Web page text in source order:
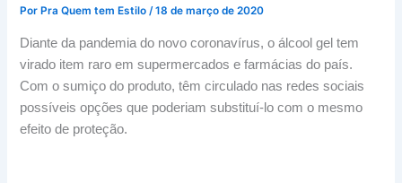
Por Pra Quem tem Estilo/18 de março de 2020
Diante da pandemia do novo coronavírus, o álcool gel tem
virado item raro em supermercados e farmácias do país.
Com o sumiço do produto, têm circulado nas redes sociais
possíveis opções que poderiam substituí-lo com o mesmo
efeito de proteção.